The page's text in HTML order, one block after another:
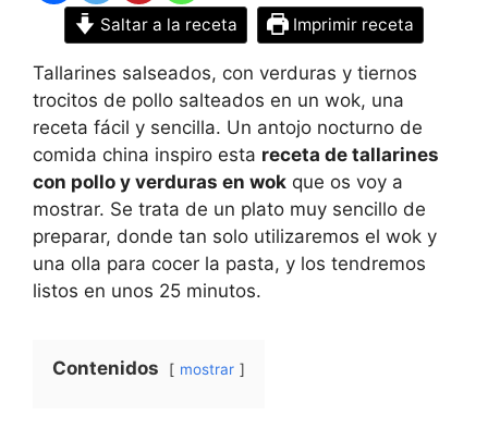
Saltar a la receta Imprimir receta
Tallarines salseados, con verduras y tiernos
trocitos de pollo salteados en un wok, una
receta fácil y sencilla. Un antojo nocturno de
comida china inspiro esta receta de tallarines
con pollo y verduras en wok que os voy a
mostrar. Se trata de un plato muy sencillo de
preparar, donde tan solo utilizaremos el wok y
una olla para cocer la pasta, y los tendremos
listos en unos 25 minutos.
Contenidos mostrar